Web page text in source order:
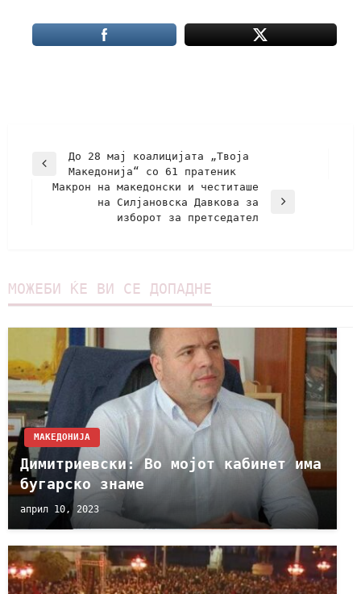
До 28 мај коалицијата „Твоја
Македонија“ со 61 пратеник
Макрон на македонски и честиташе
на Силјановска Давкова за
изборот за претседател
МОЖЕБИ ЌЕ ВИ СЕ ДОПАДНЕ
МАКЕДОНИЈА
Димитриевски: Во мојот кабинет има
бугарско знаме
април 10, 2023